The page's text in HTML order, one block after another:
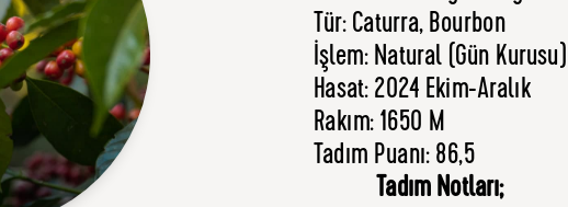
Tür: Caturra, Bourbon
İşlem: Natural (Gün Kurusu)
Hasat: 2024 Ekim-Aralık
Rakım: 1650 M
Tadım Puanı: 86,5
Tadım Notları;